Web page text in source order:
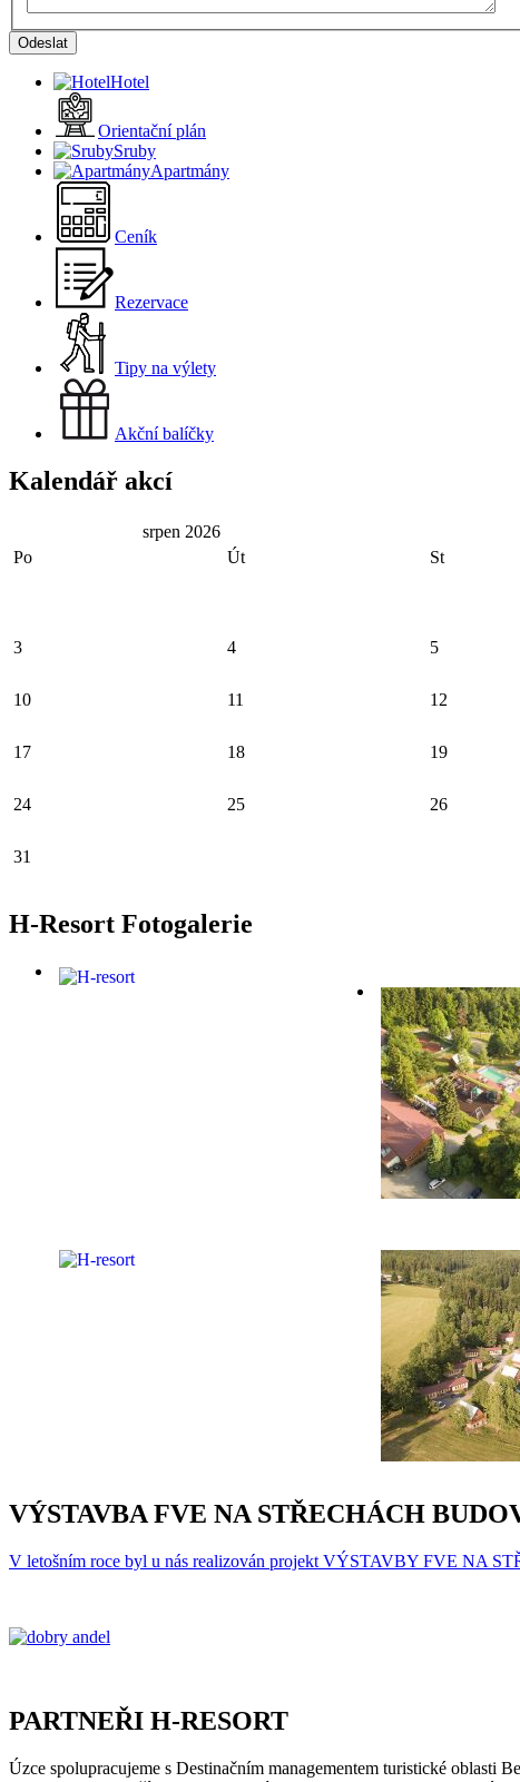
Odeslat
Hotel
Orientační plán
Sruby
Apartmány
Ceník
Rezervace
Tipy na výlety
Akční balíčky
Kalendář akcí
srpen 2026
Po
Út St
3 4 5
10 11 12
17 18 19
24 25 26
31
H-Resort Fotogalerie
VÝSTAVBA FVE NA STŘECHÁCH
V letošním roce byl u nás realizován projekt VÝSTAVBY FVE
PARTNEŘI H-RESORT
Úzce spolupracujeme s Destinačním managementem turistické oblasti